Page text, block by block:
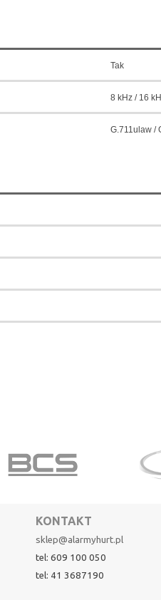
Tak
8 kHz / 16
G.711ulaw /
KONTAKT
sklep@alarmyhurt.pl
tel: 609 100 050
tel: 41 3687190